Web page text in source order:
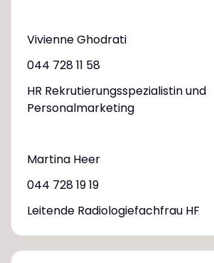
Vivienne Ghodrati
044 728 11 58
HR Rekrutierungsspezialistin und
Personalmarketing
Martina Heer
044 728 19 19
Leitende Radiologiefachfrau HF